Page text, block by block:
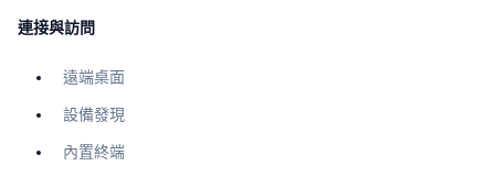
連接與訪問
遠端桌面
設備發現
內置終端